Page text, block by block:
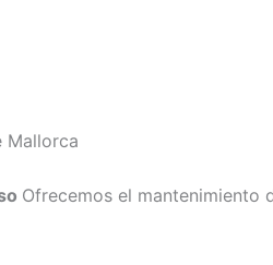
Mallorca
Ofrecemos el mantenimiento